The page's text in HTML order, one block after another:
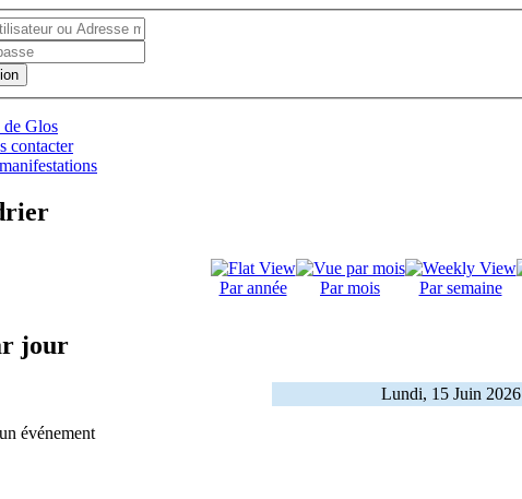
de Glos
contacter
Par année Par mois Par semaine
jour
Lundi, 15 Juin 2026
événement